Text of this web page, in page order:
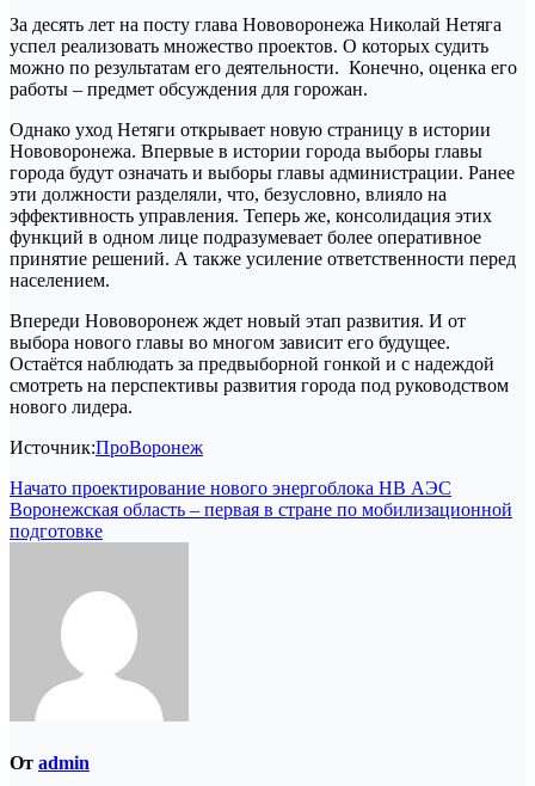
За десять лет на посту глава Нововоронежа Николай Нетяга
успел реализовать множество проектов. О которых судить
можно по результатам его деятельности. Конечно, оценка его
работы – предмет обсуждения для горожан.
Однако уход Нетяги открывает новую страницу в истории
Нововоронежа. Впервые в истории города выборы главы
города будут означать и выборы главы администрации. Ранее
эти должности разделяли, что, безусловно, влияло на
эффективность управления. Теперь же, консолидация этих
функций в одном лице подразумевает более оперативное
принятие решений. А также усиление ответственности перед
населением.
Впереди Нововоронеж ждет новый этап развития. И от
выбора нового главы во многом зависит его будущее.
Остаётся наблюдать за предвыборной гонкой и с надеждой
смотреть на перспективы развития города под руководством
нового лидера.
Источник:ПроВоронеж
Навигация
по
Начато проектирование нового энергоблока НВ АЭС
Воронежская область – первая в стране по мобилизационной
подготовке
От admin